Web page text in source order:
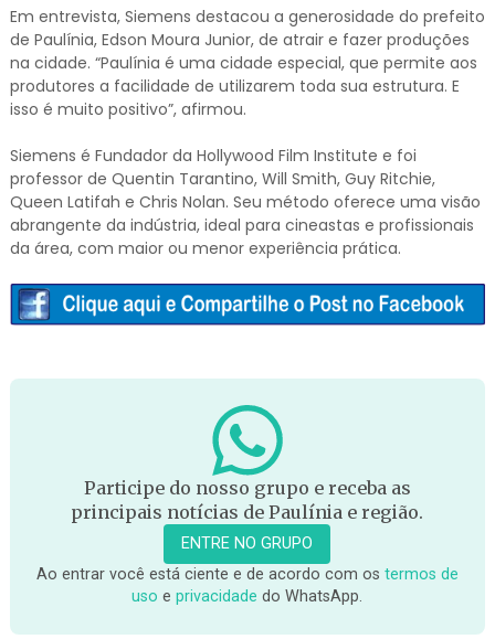
Em entrevista, Siemens destacou a generosidade do prefeito
de Paulínia, Edson Moura Junior, de atrair e fazer produções
na cidade. “Paulínia é uma cidade especial, que permite aos
produtores a facilidade de utilizarem toda sua estrutura. E
isso é muito positivo”, afirmou.
Siemens é Fundador da Hollywood Film Institute e foi
professor de Quentin Tarantino, Will Smith, Guy Ritchie,
Queen Latifah e Chris Nolan. Seu método oferece uma visão
abrangente da indústria, ideal para cineastas e profissionais
da área, com maior ou menor experiência prática.
Participe do nosso grupo e receba as
principais notícias de Paulínia e região.
ENTRE NO GRUPO
Ao entrar você está ciente e de acordo com os termos de
uso eprivacidade do WhatsApp.